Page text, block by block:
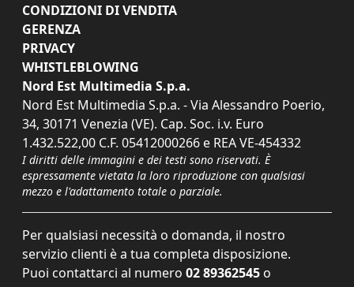
CONDIZIONI DI VENDITA
GERENZA
PRIVACY
WHISTLEBLOWING
Nord Est Multimedia S.p.a.
Nord Est Multimedia S.p.a. - Via Alessandro Poerio,
34, 30171 Venezia (VE). Cap. Soc. i.v. Euro
1.432.522,00 C.F. 05412000266 e REA VE-454332
I diritti delle immagini e dei testi sono riservati. È
espressamente vietata la loro riproduzione con qualsiasi
mezzo e l'adattamento totale o parziale.
Per qualsiasi necessità o domanda, il nostro
servizio clienti è a tua completa disposizione.
Puoi contattarci al numero 02 89362545 o